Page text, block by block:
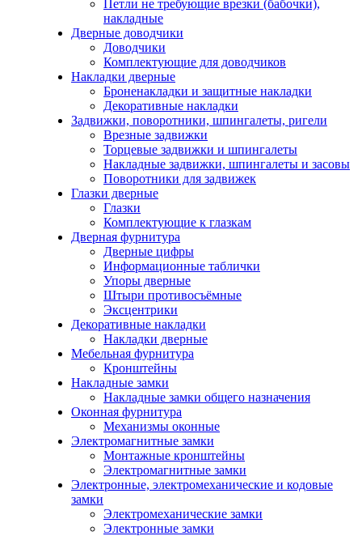
Петли не требующие врезки (бабочки),
накладные
Дверные доводчики
Доводчики
Комплектующие для доводчиков
Накладки дверные
Броненакладки и защитные накладки
Декоративные накладки
Задвижки, поворотники, шпингалеты, ригели
Врезные задвижки
Торцевые задвижки и шпингалеты
Накладные задвижки, шпингалеты и засовы
Поворотники для задвижек
Глазки дверные
Глазки
Комплектующие к глазкам
Дверная фурнитура
Дверные цифры
Информационные таблички
Упоры дверные
Штыри противосъёмные
Эксцентрики
Декоративные накладки
Накладки дверные
Мебельная фурнитура
Кронштейны
Накладные замки
Накладные замки общего назначения
Оконная фурнитура
Механизмы оконные
Электромагнитные замки
Монтажные кронштейны
Электромагнитные замки
Электронные, электромеханические и кодовые
замки
Электромеханические замки
Электронные замки